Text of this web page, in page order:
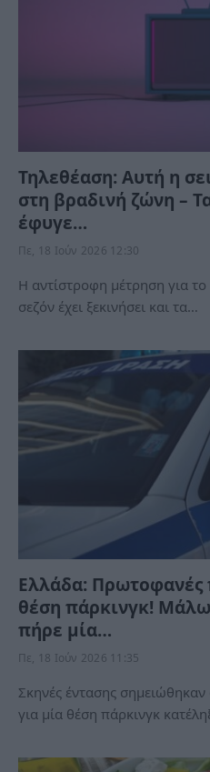
Τηλεθέαση: Αυτή η
στη βραδινή ζώνη –
έφυγε…
Πε, 18 Ιούν 2026 12:30
Η αντίστροφη μέτρηση για το
σεζόν έχει ξεκινήσει και τα…
Ελλάδα: Πρωτοφανές
θέση πάρκινγκ!
πήρε μία…
Πε, 18 Ιούν 2026 11:35
Σκηνές έντασης
για μία θέση πάρκινγκ